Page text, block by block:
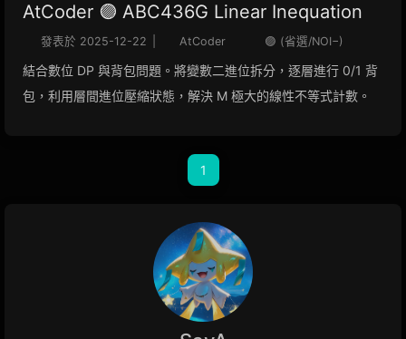
AtCoder 🟣 ABC436G Linear Inequation
發表於 2025-12-22 AtCoder 🟣 (省選/NOI−)
結合數位 DP 與背包問題。將變數二進位拆分，逐層進行 0/1 背
包，利用層間進位壓縮狀態，解決 M 極大的線性不等式計數。
1